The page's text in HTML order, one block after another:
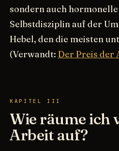
sondern auch
Selbstdisziplin auf der
Hebel, den die meisten
(Verwandt: Der Preis der
KAPITEL III
Wie räume ich
Arbeit auf?